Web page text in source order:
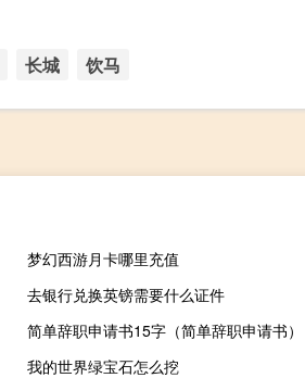
长城 饮马
梦幻西游月卡哪里充值
去银行兑换英镑需要什么证件
简单辞职申请书15字（简单辞职申请书）
我的世界绿宝石怎么挖